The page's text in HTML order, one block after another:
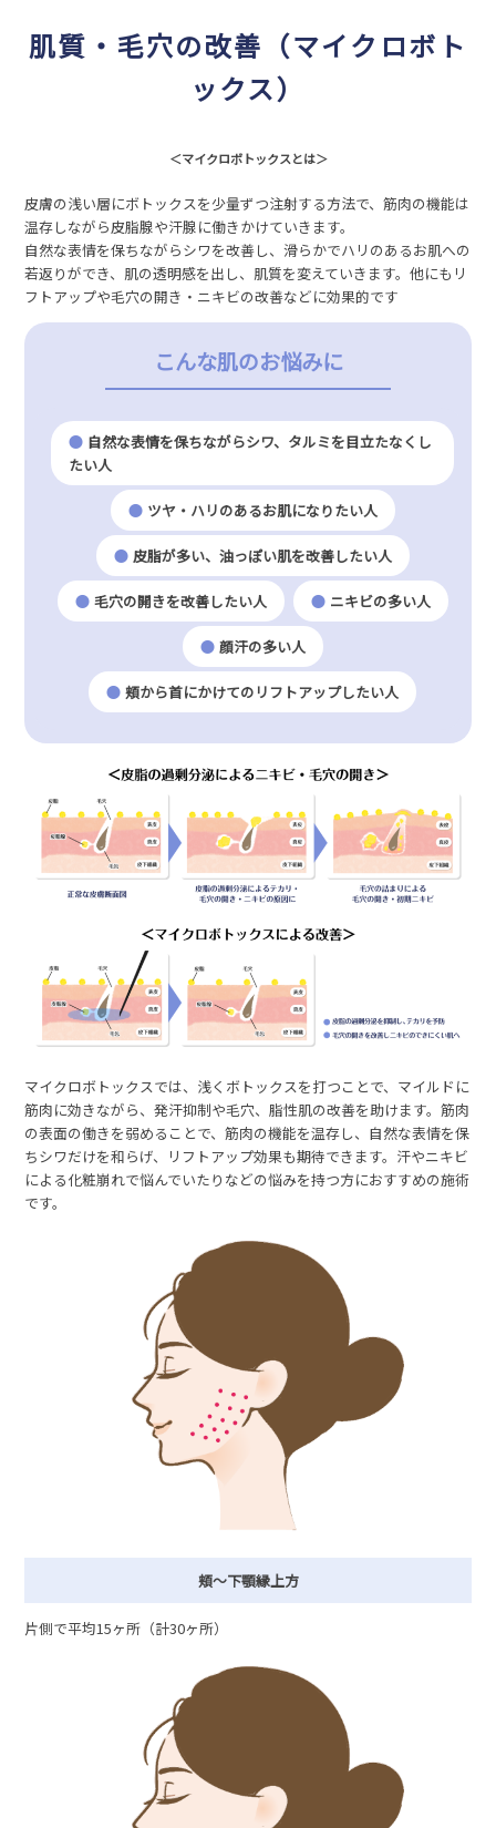
肌質・毛穴の改善（マイクロボト
ックス）
＜マイクロボトックスとは＞
皮膚の浅い層にボトックスを少量ずつ注射する方法で、筋肉の機能は
温存しながら皮脂腺や汗腺に働きかけていきます。
自然な表情を保ちながらシワを改善し、滑らかでハリのあるお肌への
若返りができ、肌の透明感を出し、肌質を変えていきます。他にもリ
フトアップや毛穴の開き・ニキビの改善などに効果的です
こんな肌のお悩みに
自然な表情を保ちながらシワ、タルミを目立たなくし
たい人
ツヤ・ハリのあるお肌になりたい人
皮脂が多い、油っぽい肌を改善したい人
毛穴の開きを改善したい人 ニキビの多い人
顔汗の多い人
頬から首にかけてのリフトアップしたい人
マイクロボトックスでは、浅くボトックスを打つことで、マイルドに
筋肉に効きながら、発汗抑制や毛穴、脂性肌の改善を助けます。筋肉
の表面の働きを弱めることで、筋肉の機能を温存し、自然な表情を保
ちシワだけを和らげ、リフトアップ効果も期待できます。汗やニキビ
による化粧崩れで悩んでいたりなどの悩みを持つ方におすすめの施術
です。
頬〜下顎縁上方
片側で平均15ヶ所（計30ヶ所）